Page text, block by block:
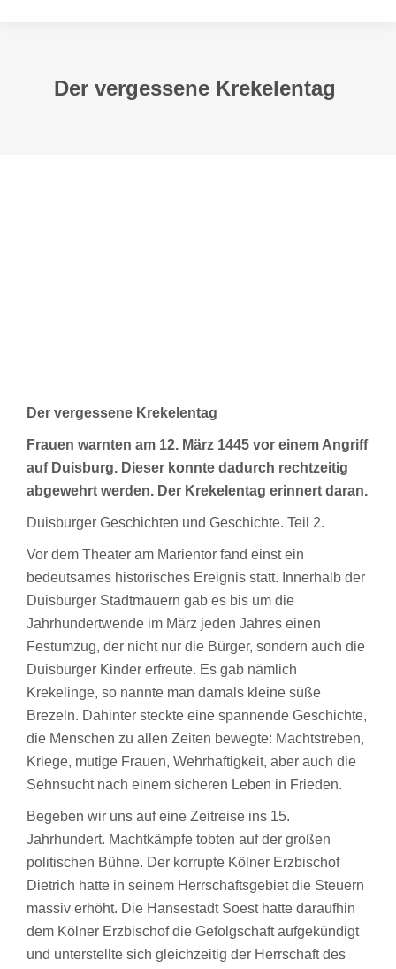
Der vergessene Krekelentag
Der vergessene Krekelentag
Frauen warnten am 12. März 1445 vor einem Angriff
auf Duisburg. Dieser konnte dadurch rechtzeitig
abgewehrt werden. Der Krekelentag erinnert daran.
Duisburger Geschichten und Geschichte. Teil 2.
Vor dem Theater am Marientor fand einst ein
bedeutsames historisches Ereignis statt. Innerhalb der
Duisburger Stadtmauern gab es bis um die
Jahrhundertwende im März jeden Jahres einen
Festumzug, der nicht nur die Bürger, sondern auch die
Duisburger Kinder erfreute. Es gab nämlich
Krekelinge, so nannte man damals kleine süße
Brezeln. Dahinter steckte eine spannende Geschichte,
die Menschen zu allen Zeiten bewegte: Machtstreben,
Kriege, mutige Frauen, Wehrhaftigkeit, aber auch die
Sehnsucht nach einem sicheren Leben in Frieden.
Begeben wir uns auf eine Zeitreise ins 15.
Jahrhundert. Machtkämpfe tobten auf der großen
politischen Bühne. Der korrupte Kölner Erzbischof
Dietrich hatte in seinem Herrschaftsgebiet die Steuern
massiv erhöht. Die Hansestadt Soest hatte daraufhin
dem Kölner Erzbischof die Gefolgschaft aufgekündigt
und unterstellte sich gleichzeitig der Herrschaft des